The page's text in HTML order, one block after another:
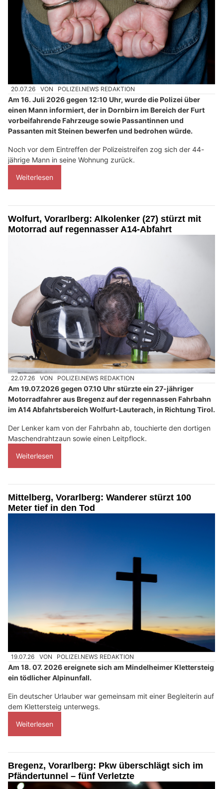
20.07.26 VON POLIZEI.NEWS REDAKTION
Am 16. Juli 2026 gegen 12:10 Uhr, wurde die Polizei über
einen Mann informiert, der in Dornbirn im Bereich der Furt
vorbeifahrende Fahrzeuge sowie Passantinnen und
Passanten mit Steinen bewerfen und bedrohen würde.
Noch vor dem Eintreffen der Polizeistreifen zog sich der 44-
jährige Mann in seine Wohnung zurück.
Weiterlesen
Wolfurt, Vorarlberg: Alkolenker (27) stürzt mit
Motorrad auf regennasser A14-Abfahrt
22.07.26 VON POLIZEI.NEWS REDAKTION
Am 19.07.2026 gegen 07.10 Uhr stürzte ein 27-jähriger
Motorradfahrer aus Bregenz auf der regennassen Fahrbahn
im A14 Abfahrtsbereich Wolfurt-Lauterach, in Richtung Tirol.
Der Lenker kam von der Fahrbahn ab, touchierte den dortigen
Maschendrahtzaun sowie einen Leitpflock.
Weiterlesen
Mittelberg, Vorarlberg: Wanderer stürzt 100
Meter tief in den Tod
19.07.26 VON POLIZEI.NEWS REDAKTION
Am 18. 07. 2026 ereignete sich am Mindelheimer Klettersteig
ein tödlicher Alpinunfall.
Ein deutscher Urlauber war gemeinsam mit einer Begleiterin auf
dem Klettersteig unterwegs.
Weiterlesen
Bregenz, Vorarlberg: Pkw überschlägt sich im
Pfändertunnel – fünf Verletzte